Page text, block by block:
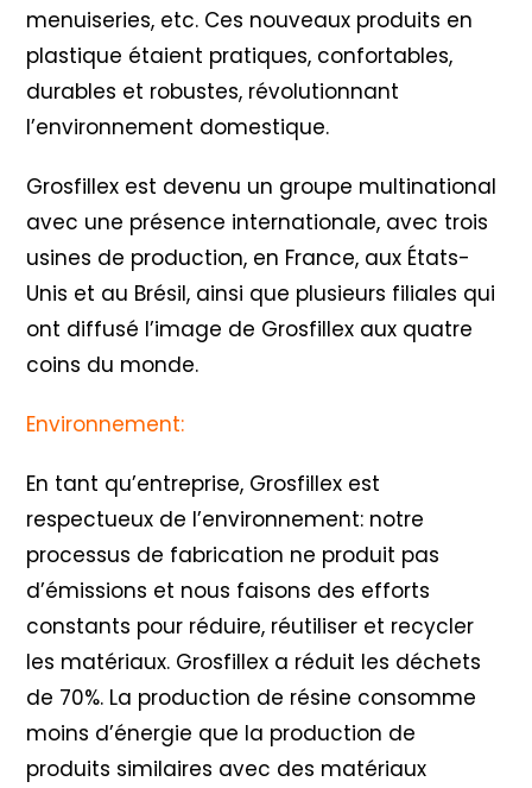
menuiseries, etc. Ces nouveaux produits en
plastique étaient pratiques, confortables,
durables et robustes, révolutionnant
l’environnement domestique.
Grosfillex est devenu un groupe multinational
avec une présence internationale, avec trois
usines de production, en France, aux États-
Unis et au Brésil, ainsi que plusieurs filiales qui
ont diffusé l’image de Grosfillex aux quatre
coins du monde.
Environnement:
En tant qu’entreprise, Grosfillex est
respectueux de l’environnement: notre
processus de fabrication ne produit pas
d’émissions et nous faisons des efforts
constants pour réduire, réutiliser et recycler
les matériaux. Grosfillex a réduit les déchets
de 70%. La production de résine consomme
moins d’énergie que la production de
produits similaires avec des matériaux